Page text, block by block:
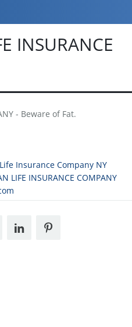
INSURANCE
- Beware of Fat.
Insurance Company NY
LIFE INSURANCE COMPANY